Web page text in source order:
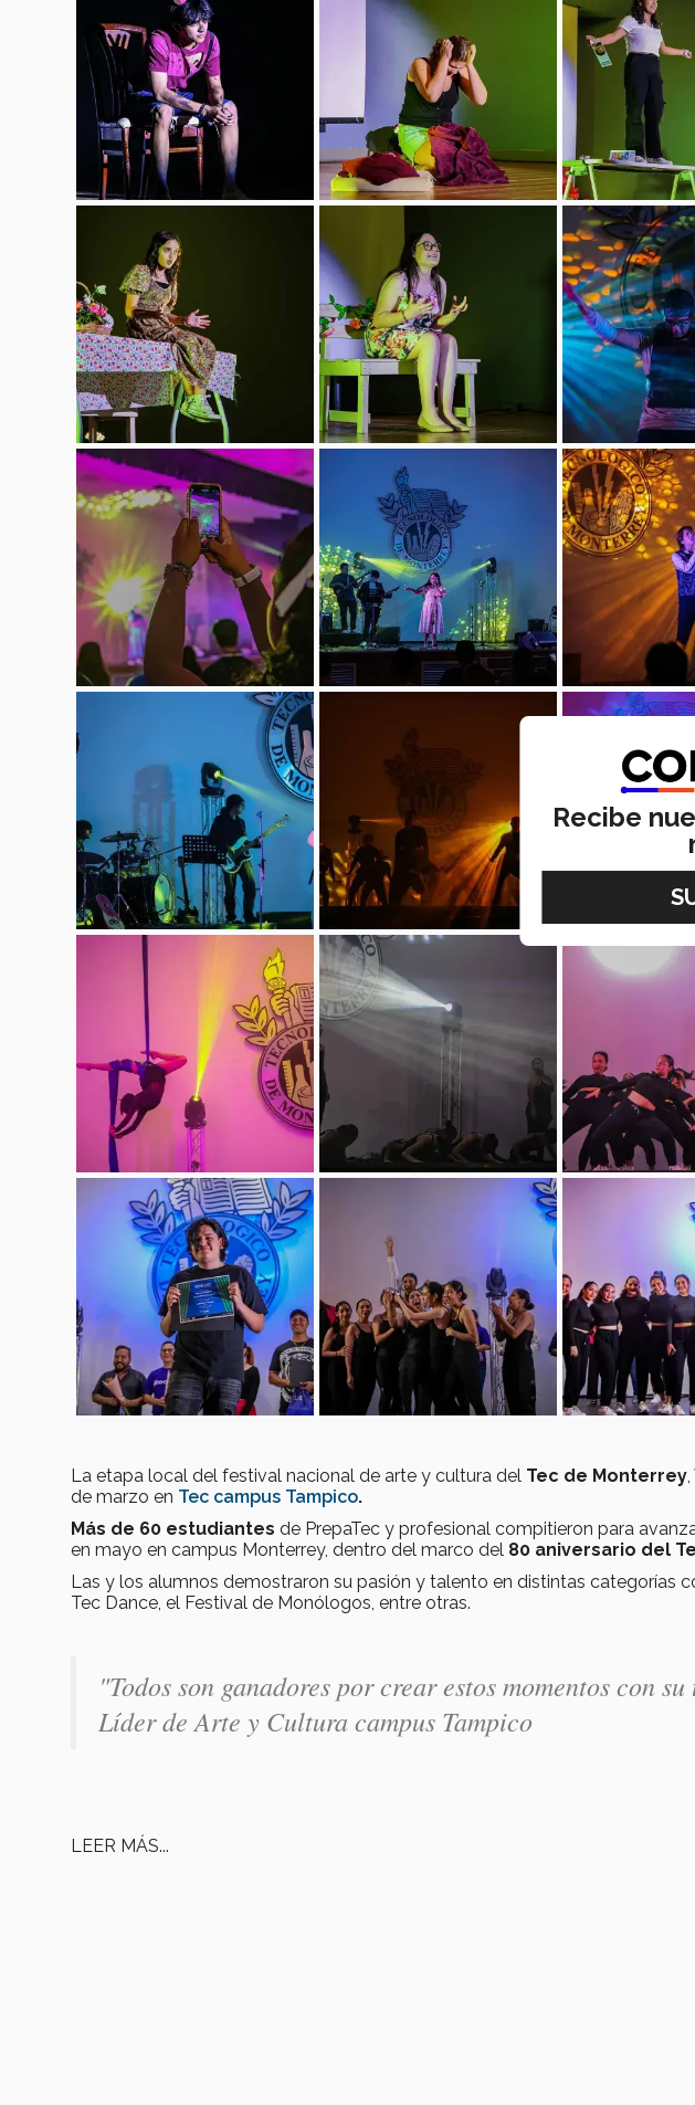
La etapa local del festival nacional de arte y cultura del Tec de Monterrey
de marzo en Tec campus Tampico.
Más de 60 estudiantes de PrepaTec y profesional compitieron para
en mayo en campus Monterrey, dentro del marco del 80 aniversario del
Las y los alumnos demostraron su pasión y talento en distintas categorías
Tec Dance, el Festival de Monólogos, entre otras.
"Todos son ganadores por crear estos momentos con
Líder de Arte y Cultura campus Tampico
LEER MÁS...
Recibe